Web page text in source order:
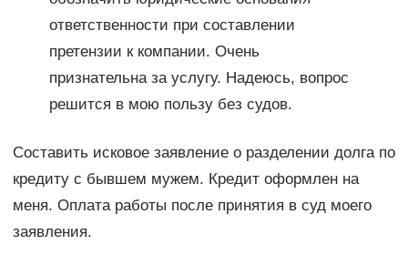
ответственности при составлении
претензии к компании. Очень
признательна за услугу. Надеюсь, вопрос
решится в мою пользу без судов.
Составить исковое заявление о разделении долга по
кредиту с бывшем мужем. Кредит оформлен на
меня. Оплата работы после принятия в суд моего
заявления.